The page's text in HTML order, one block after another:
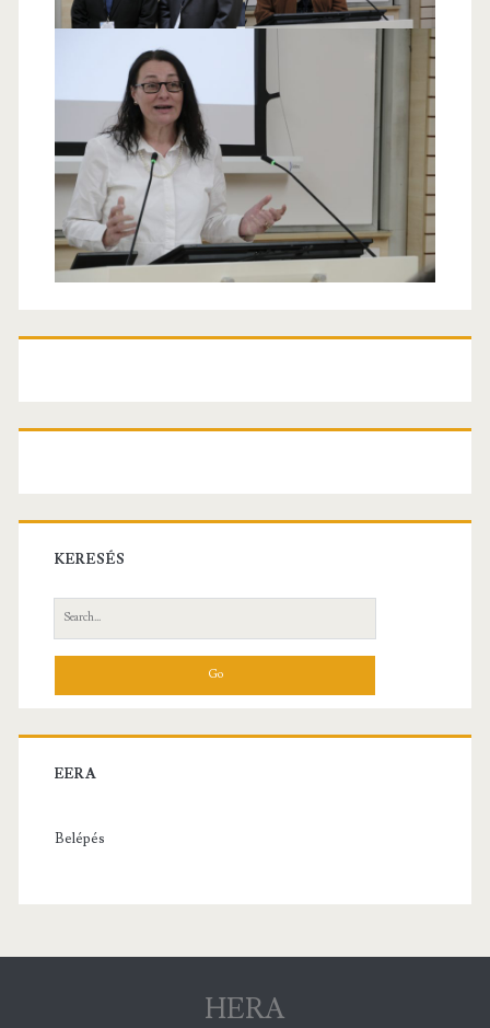
KERESÉS
Search
for:
EERA
Belépés
HERA